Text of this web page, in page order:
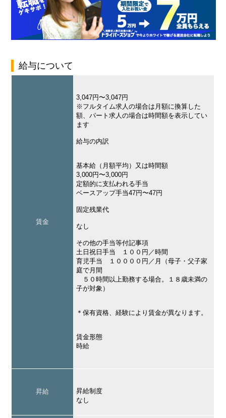
給与について
賃金
3,047円〜3,047円
※フルタイム求人の場合は月額に換算した
額、パート求人の場合は時間額を表示してい
ます
給与の内訳
基本給（月額平均）又は時間額
3,000円〜3,000円
定額的に支払われる手当
ベースアップ手当47円〜47円
固定残業代
なし
その他の手当等付記事項
土日祝日手当 １００円／時間
育児手当 １００００円／月（母子・父子家
庭で月間
５０時間以上勤務する場合。１８歳未満の
子が対象）
＊保有資格、経験により賃金が異なります。
賃金形態
時給
昇給
昇給制度
なし